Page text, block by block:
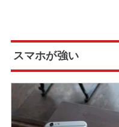
スマホが強い